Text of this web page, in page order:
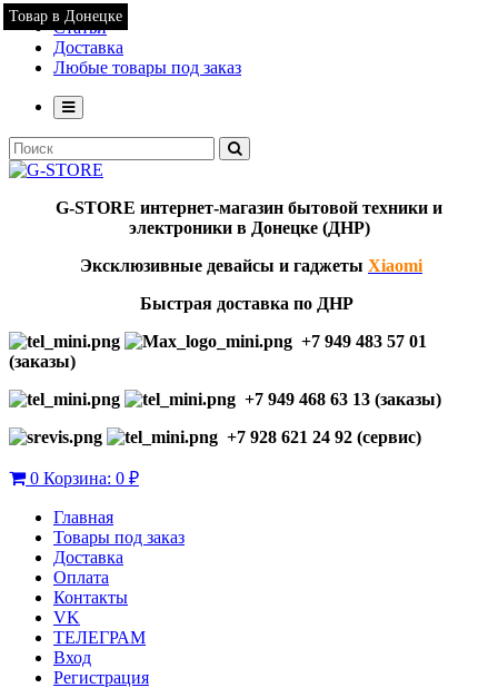
Статьи
Доставка
Любые товары под заказ
G-STORE интернет-магазин бытовой техники и
электроники в Донецке (ДНР)
Эксклюзивные девайсы и гаджеты Xiaomi
Быстрая доставка по ДНР
+7 949 483 57 01
(заказы)
+7 949 468 63 13 (заказы)
+7 928 621 24 92 (сервис)
0 Корзина: 0 ₽
Главная
Товары под заказ
Доставка
Оплата
Контакты
VK
ТЕЛЕГРАМ
Вход
Регистрация
Товар в Донецке